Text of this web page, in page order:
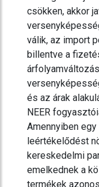
csökken, akkor
válik, az import
billentve a
és az árak
NEER
Amennyiben
leértékelődést
kereskedelmi
emelkednek a
termékek